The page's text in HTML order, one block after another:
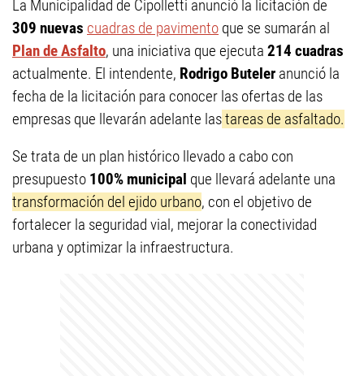
La Municipalidad de Cipolletti anunció la licitación de
309 nuevas cuadras de pavimento que se sumarán al
Plan de Asfalto, una iniciativa que ejecuta 214 cuadras
actualmente. El intendente, Rodrigo Buteler anunció la
fecha de la licitación para conocer las ofertas de las
empresas que llevarán adelante lastareas de asfaltado.
Se trata de un plan histórico llevado a cabo con
presupuesto 100% municipal que llevará adelante una
transformación del ejido urbano, con el objetivo de
fortalecer la seguridad vial, mejorar la conectividad
urbana y optimizar la infraestructura.